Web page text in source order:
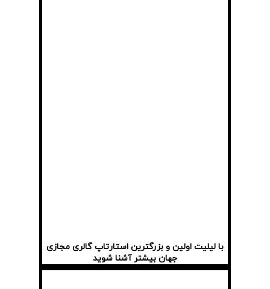
با لیلیت اولین و بزرگترین استارتاپ گالری مجازی
جهان بیشتر آشنا شوید